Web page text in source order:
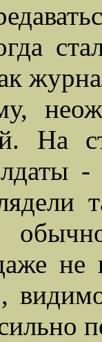
На